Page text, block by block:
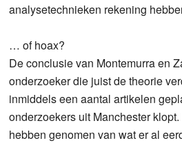
analysetechnieken rekening
… of hoax?
De conclusie van Montemurra en
onderzoeker die juist de theorie
inmiddels een aantal artikelen
onderzoekers uit Manchester
hebben genomen van wat er al